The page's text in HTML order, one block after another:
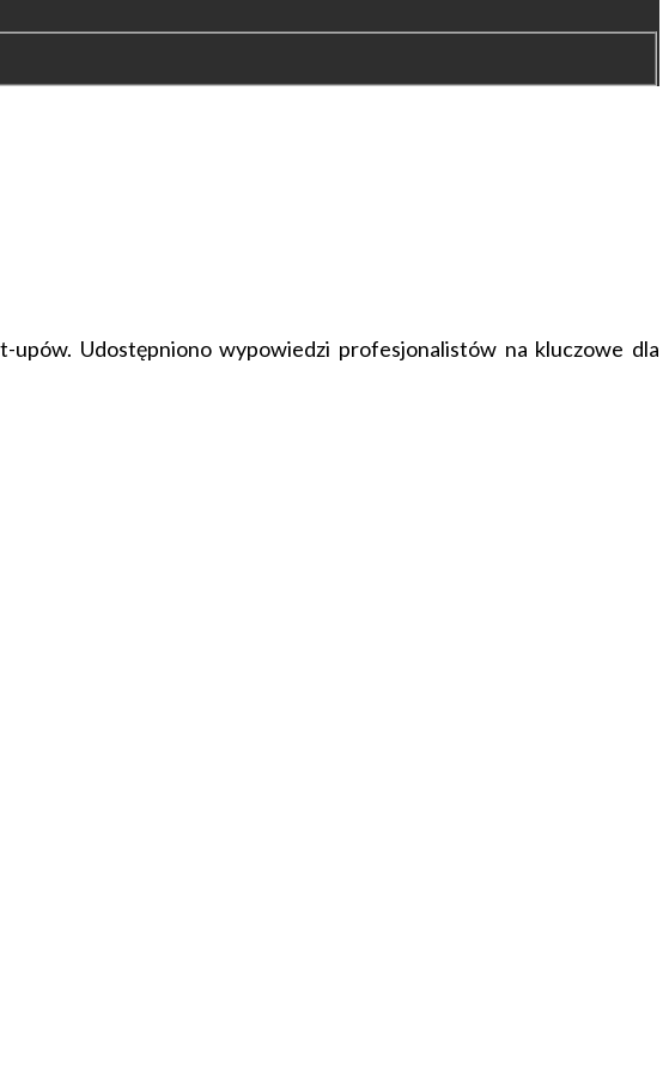
Udostępniono wypowiedzi profesjonalistów na kluczowe dla